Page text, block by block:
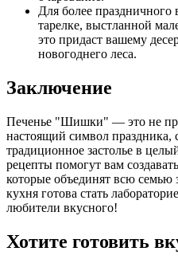
Для более
тарелке, выстланной
это придаст вашему
новогоднего леса.
Заключение
Печенье "Шишки" — это не
настоящий символ праздника,
традиционное застолье в
рецепты помогут вам
которые объединят всю
кухня готова стать
любители вкусного!
Хотите готовить